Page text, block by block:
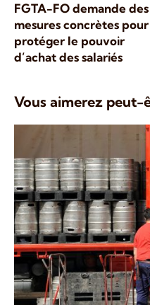
FGTA-FO demande des
mesures concrètes pour
protéger le pouvoir
d’achat des salariés
Vous aimerez peut-